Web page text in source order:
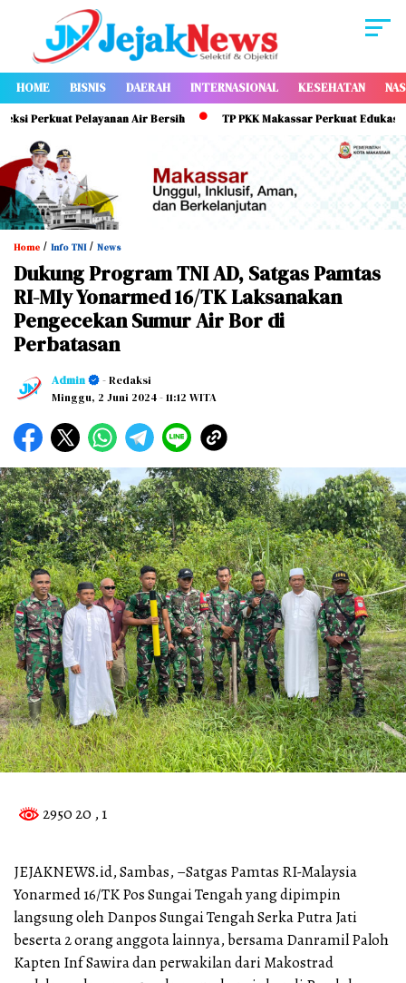
HOME BISNIS DAERAH INTERNASIONAL KESEHATAN
Pelayanan Air Bersih TP PKK Makassar Perkuat Edukasi
Home / Info TNI/ News
Dukung Program TNI AD, Satgas Pamtas
RI-Mly Yonarmed 16/TK Laksanakan
Pengecekan Sumur Air Bor di
Perbatasan
Admin
- Redaksi
Minggu, 2 Juni 2024- 11:12 WITA
2950 20 , 1
JEJAKNEWS.id, Sambas, –Satgas Pamtas RI-Malaysia
Yonarmed 16/TK Pos Sungai Tengah yang dipimpin
langsung oleh Danpos Sungai Tengah Serka Putra Jati
beserta 2 orang anggota lainnya, bersama Danramil Paloh
Kapten Inf Sawira dan perwakilan dari Makostrad